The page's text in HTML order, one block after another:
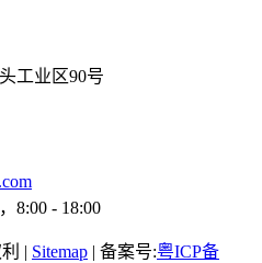
工业区90号
8:00 - 18:00
| Sitemap | 备案号:粤ICP备